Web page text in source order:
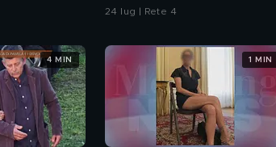
24 lug | Rete 4
4 MIN 1 MIN